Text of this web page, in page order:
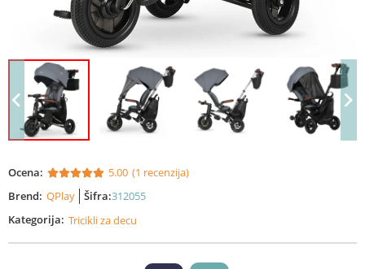
Ocena: 5.00 (1 recenzija)
Brend: QPlay Šifra:312055
Kategorija: Tricikli za decu